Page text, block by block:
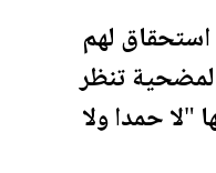
استحقاق لهم
تنظر
حمدا ولا